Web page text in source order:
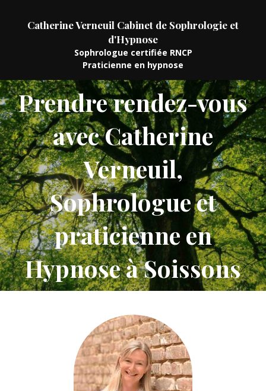
Catherine Verneuil Cabinet de Sophrologie et
d'Hypnose
Sophrologue certifiée RNCP
Praticienne en hypnose
Prendre rendez-vous
avec Catherine
Verneuil,
Sophrologue et
praticienne en
Hypnose à Soissons